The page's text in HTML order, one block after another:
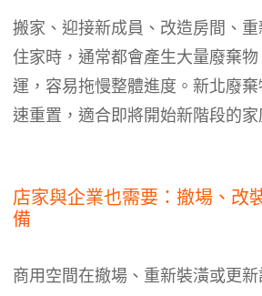
搬家、迎接新成員、改造房間、
住家時，通常都會產生大量廢棄
運，容易拖慢整體進度。新北廢
速重置，適合即將開始新階段的家
店家與企業也需要：撤場、改
備
商用空間在撤場、重新裝潢或更